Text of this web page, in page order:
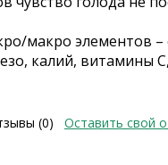
макро элементов –
калий, витамины
(0) Оставить свой